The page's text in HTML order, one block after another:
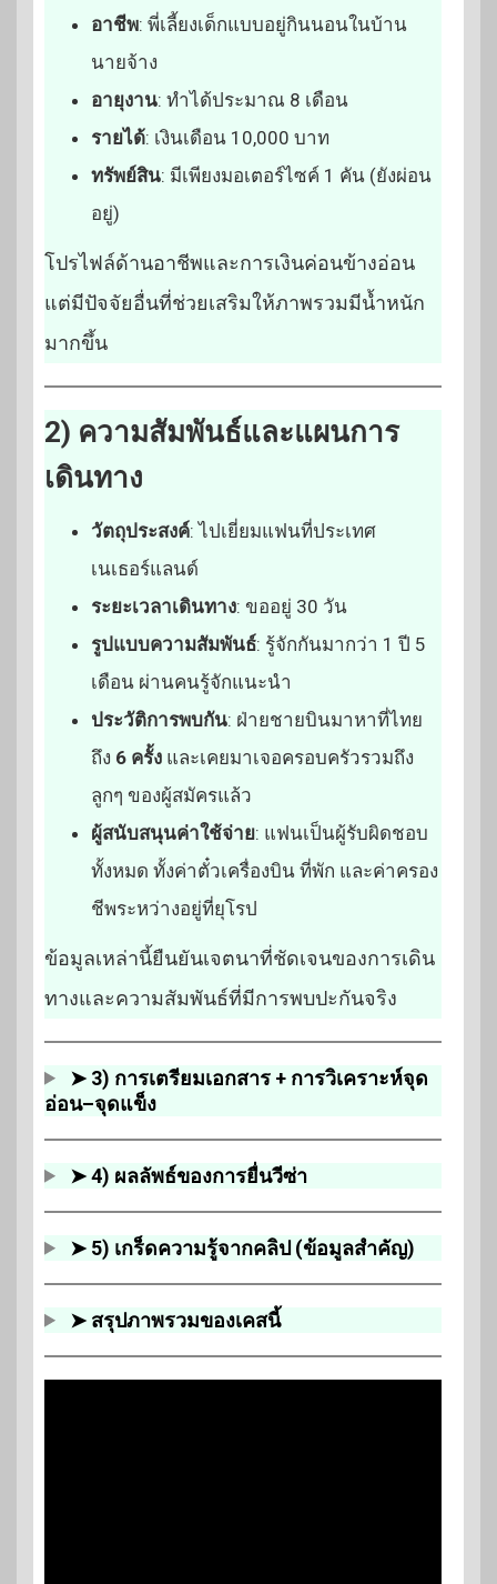
อาชีพ: พี่เลี้ยงเด็กแบบอยู่กินนอนในบ้าน
นายจ้าง
อายุงาน: ทำได้ประมาณ 8 เดือน
รายได้: เงินเดือน 10,000 บาท
ทรัพย์สิน: มีเพียงมอเตอร์ไซค์ 1 คัน (ยังผ่อน
อยู่)
โปรไฟล์ด้านอาชีพและการเงินค่อนข้างอ่อน
แต่มีปัจจัยอื่นที่ช่วยเสริมให้ภาพรวมมีน้ำหนัก
มากขึ้น
2) ความสัมพันธ์และแผนการ
เดินทาง
วัตถุประสงค์: ไปเยี่ยมแฟนที่ประเทศ
เนเธอร์แลนด์
ระยะเวลาเดินทาง: ขออยู่ 30 วัน
รูปแบบความสัมพันธ์: รู้จักกันมากว่า 1 ปี 5
เดือน ผ่านคนรู้จักแนะนำ
ประวัติการพบกัน: ฝ่ายชายบินมาหาที่ไทย
ถึง 6 ครั้ง และเคยมาเจอครอบครัวรวมถึง
ลูกๆ ของผู้สมัครแล้ว
ผู้สนับสนุนค่าใช้จ่าย: แฟนเป็นผู้รับผิดชอบ
ทั้งหมด ทั้งค่าตั๋วเครื่องบิน ที่พัก และค่าครอง
ชีพระหว่างอยู่ที่ยุโรป
ข้อมูลเหล่านี้ยืนยันเจตนาที่ชัดเจนของการเดิน
ทางและความสัมพันธ์ที่มีการพบปะกันจริง
➤ 3) การเตรียมเอกสาร + การวิเคราะห์จุด
อ่อน–จุดแข็ง
➤ 4) ผลลัพธ์ของการยื่นวีซ่า
➤ 5) เกร็ดความรู้จากคลิป (ข้อมูลสำคัญ)
➤ สรุปภาพรวมของเคสนี้